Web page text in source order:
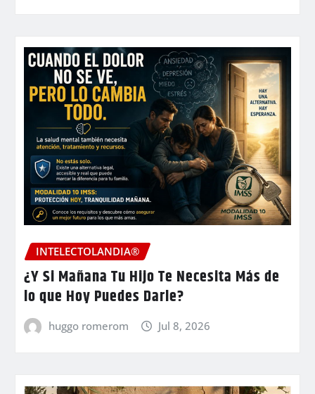
INTELECTOLANDIA®
¿Y Si Mañana Tu Hijo Te Necesita Más de
lo que Hoy Puedes Darle?
huggo romerom Jul 8, 2026